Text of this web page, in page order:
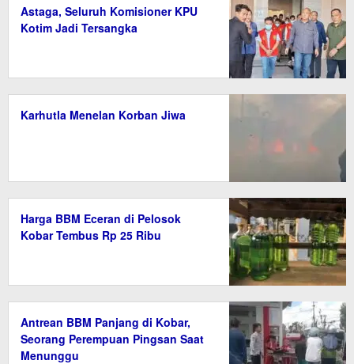
Astaga, Seluruh Komisioner KPU
Kotim Jadi Tersangka
Karhutla Menelan Korban Jiwa
Harga BBM Eceran di Pelosok
Kobar Tembus Rp 25 Ribu
Antrean BBM Panjang di Kobar,
Seorang Perempuan Pingsan Saat
Menunggu